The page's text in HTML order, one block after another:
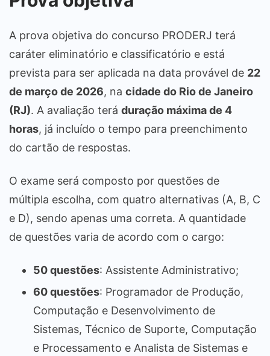
A prova objetiva do concurso PRODERJ terá
caráter eliminatório e classificatório e está
prevista para ser aplicada na data provável de 22
de março de 2026, na cidade do Rio de Janeiro
(RJ). A avaliação terá duração máxima de 4
horas, já incluído o tempo para preenchimento
do cartão de respostas.
O exame será composto por questões de
múltipla escolha, com quatro alternativas (A, B, C
e D), sendo apenas uma correta. A quantidade
de questões varia de acordo com o cargo:
50 questões: Assistente Administrativo;
60 questões: Programador de Produção,
Computação e Desenvolvimento de
Sistemas, Técnico de Suporte, Computação
e Processamento e Analista de Sistemas e